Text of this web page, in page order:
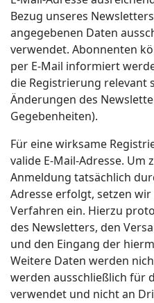
Bezug unseres
angegebenen Daten
verwendet. Abonnenten
per E-Mail informiert
die Registrierung relevant
Änderungen des
Gegebenheiten).
Für eine wirksame
valide E-Mail-Adresse. Um
Anmeldung tatsächlich
Adresse erfolgt, setzen wir
Verfahren ein. Hierzu
des Newsletters, den
und den Eingang der
Weitere Daten werden
werden ausschließlich für
verwendet und nicht an